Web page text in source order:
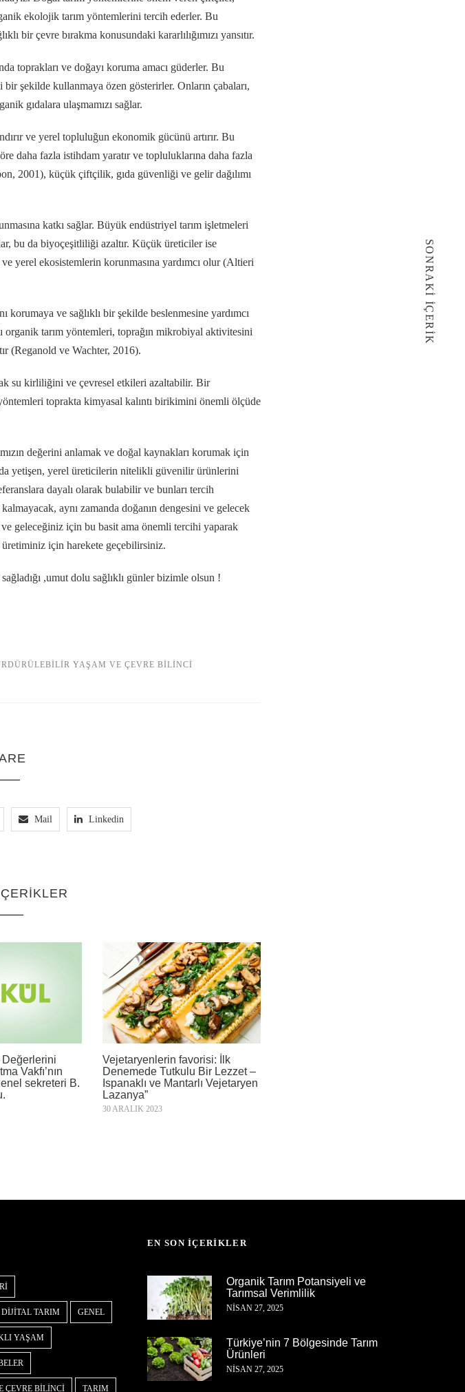
ekolojik tarım yöntemlerini tercih ederler. Bu
bir çevre bırakma konusundaki kararlılığımızı yansıtır.
toprakları ve doğayı koruma amacı güderler. Bu
şekilde kullanmaya özen gösterirler. Onların çabaları,
gıdalara ulaşmamızı sağlar.
ve yerel topluluğun ekonomik gücünü artırır. Bu
daha fazla istihdam yaratır ve topluluklarına daha fazla
2001), küçük çiftçilik, gıda güvenliği ve gelir dağılımı
katkı sağlar. Büyük endüstriyel tarım işletmeleri
bu da biyoçeşitliliği azaltır. Küçük üreticiler ise
yerel ekosistemlerin korunmasına yardımcı olur (Altieri
korumaya ve sağlıklı bir şekilde beslenmesine yardımcı
organik tarım yöntemleri, toprağın mikrobiyal aktivitesini
(Reganold ve Wachter, 2016).
su kirliliğini ve çevresel etkileri azaltabilir. Bir
toprakta kimyasal kalıntı birikimini önemli ölçüde
değerini anlamak ve doğal kaynakları korumak için
yetişen, yerel üreticilerin nitelikli güvenilir ürünlerini
dayalı olarak bulabilir ve bunları tercih
aynı zamanda doğanın dengesini ve gelecek
ve geleceğiniz için bu basit ama önemli tercihi yaparak
için harekete geçebilirsiniz.
,umut dolu sağlıklı günler bizimle olsun !
YAŞAM VE ÇEVRE BILINCI
Mail Linkedin
SONRAKI İÇERIK
Vakfı’nın
sekreteri B.
Vejetaryenlerin favorisi: İlk
Denemede Tutkulu Bir Lezzet –
Ispanaklı ve Mantarlı Vejetaryen
Lazanya”
30 ARALIK 2023
DIJITAL TARIM GENEL
YAŞAM
ÇEVRE BILINCI TARIM
EN SON İÇERIKLER
Organik Tarım Potansiyeli ve
Tarımsal Verimlilik
NISAN 27, 2025
Türkiye’nin 7 Bölgesinde Tarım
Ürünleri
NISAN 27, 2025